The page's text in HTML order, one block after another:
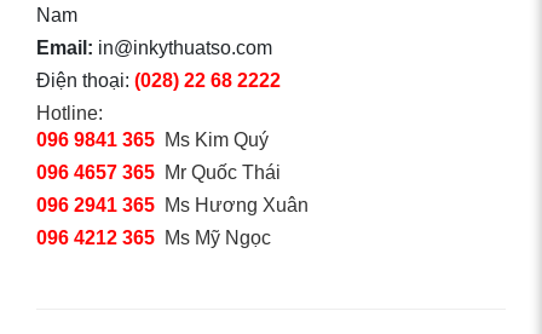
Nam
Email: in@inkythuatso.com
Điện thoại: (028) 22 68 2222
Hotline:
096 9841 365 Ms Kim Quý
096 4657 365 Mr Quốc Thái
096 2941 365 Ms Hương Xuân
096 4212 365 Ms Mỹ Ngọc